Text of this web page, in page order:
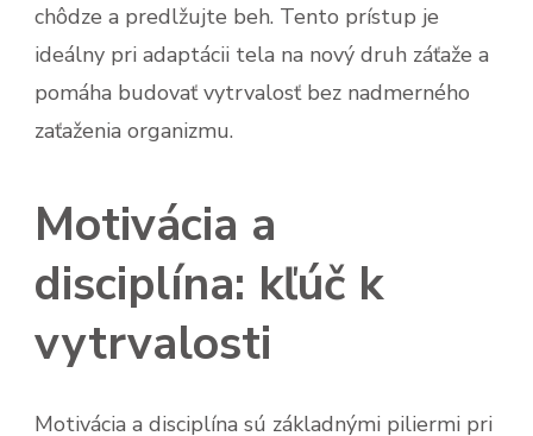
chôdze a predlžujte beh. Tento prístup je
ideálny pri adaptácii tela na nový druh záťaže a
pomáha budovať vytrvalosť bez nadmerného
zaťaženia organizmu.
Motivácia a
disciplína: kľúč k
vytrvalosti
Motivácia a disciplína sú základnými piliermi pri